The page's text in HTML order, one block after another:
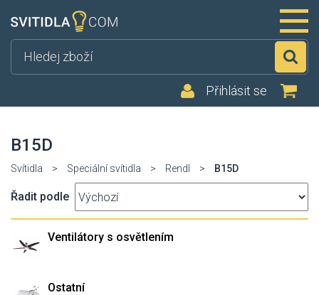
Přihlásit se
B15D
Svítidla > Speciální svítidla > Rendl > B15D
Řadit podle
Ventilátory s osvětlením
Ostatní